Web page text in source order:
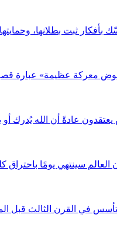
بأفكار ثبت بطلانها،
العالم سينتهي يومًا
في القرن الثالث قبل